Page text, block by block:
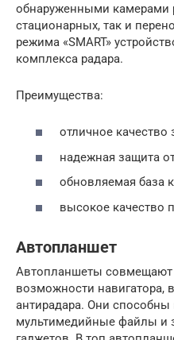
обнаруженными камерами
стационарных, так и
режима «SMART»
комплекса радара.
Преимущества:
отличное качество
надежная защита
обновляемая база
высокое качество
Автопланшет
Автопланшеты
возможности навигатора,
антирадара. Они способны
мультимедийные файлы и